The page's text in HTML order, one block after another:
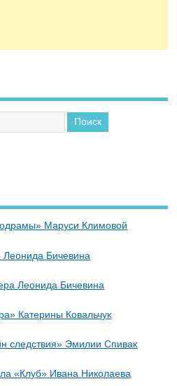
Маруси Климовой
Бичевина
Леонида Бичевина
Катерины Ковальчук
следствия» Эмилии Спивак
«Клуб» Ивана Николаева